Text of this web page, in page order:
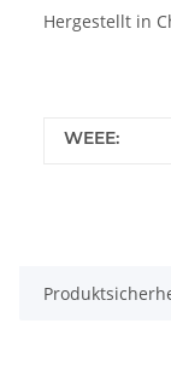
Hergestellt in
WEEE: